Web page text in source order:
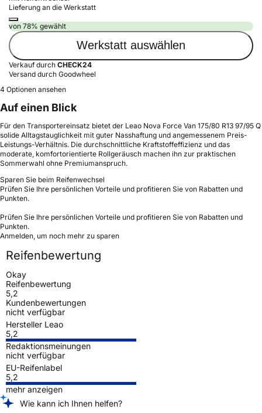
Lieferung an die Werkstatt
von 78% gewählt
Werkstatt auswählen
Verkauf durch CHECK24
Versand durch Goodwheel
4 Optionen ansehen
Auf einen Blick
Für den Transportereinsatz bietet der Leao Nova Force Van 175/80 R13 97/95 Q
solide Alltagstauglichkeit mit guter Nasshaftung und angemessenem Preis-
Leistungs-Verhältnis. Die durchschnittliche Kraftstoffeffizienz und das
moderate, komfortorientierte Rollgeräusch machen ihn zur praktischen
Sommerwahl ohne Premiumanspruch.
Sparen Sie beim Reifenwechsel
Prüfen Sie Ihre persönlichen Vorteile und profitieren Sie von Rabatten und
Punkten.
Prüfen Sie Ihre persönlichen Vorteile und profitieren Sie von Rabatten und
Punkten.
Anmelden, um noch mehr zu sparen
Reifenbewertung
Okay
Reifenbewertung
5,2
Kundenbewertungen
nicht verfügbar
Hersteller Leao
5,2
Redaktionsmeinungen
nicht verfügbar
EU-Reifenlabel
5,2
mehr anzeigen
Wie kann ich Ihnen helfen?